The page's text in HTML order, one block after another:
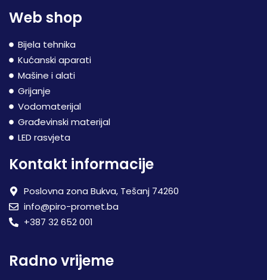
Web shop
Bijela tehnika
Kućanski aparati
Mašine i alati
Grijanje
Vodomaterijal
Građevinski materijal
LED rasvjeta
Kontakt informacije
Poslovna zona Bukva, Tešanj 74260
info@piro-promet.ba
+387 32 652 001
Radno vrijeme